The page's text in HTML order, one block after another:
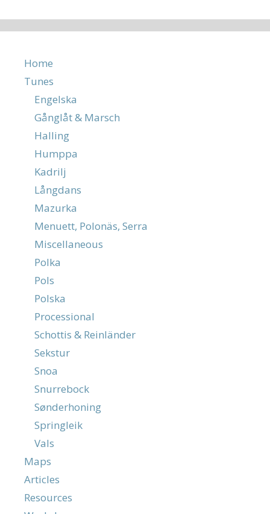
Home
Tunes
Engelska
Gånglåt & Marsch
Halling
Humppa
Kadrilj
Långdans
Mazurka
Menuett, Polonäs, Serra
Miscellaneous
Polka
Pols
Polska
Processional
Schottis & Reinländer
Sekstur
Snoa
Snurrebock
Sønderhoning
Springleik
Vals
Maps
Articles
Resources